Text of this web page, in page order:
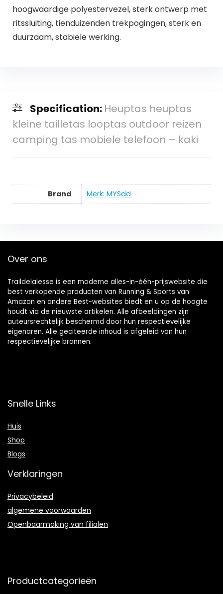
hoogwaardige polyestervezel, sterk ontwerp met
ritssluiting, tienduizenden trekpogingen, sterk en
duurzaam, stabiele werking.
Specification: Heuptas heuptas
kleine tailletas looptas outdoor reizen
camping tas mobiele telefoon – kaki
Brand Merk: MYSdd
Over ons
Traildelalesse is een moderne alles-in-één-prijswebsite die
best verkopende producten van Running & Sports van
Amazon en andere Best-websites biedt en u op de hoogte
houdt via de nieuwste artikelen. Alle afbeeldingen zijn
auteursrechtelijk beschermd door hun respectievelijke
eigenaren. Alle geciteerde inhoud is afgeleid van hun
respectievelijke bronnen.
Snelle Links
Huis
Shop
Blogs
Verklaringen
Privacybeleid
algemene voorwaarden
Openbaarmaking van filialen
Productcategorieën